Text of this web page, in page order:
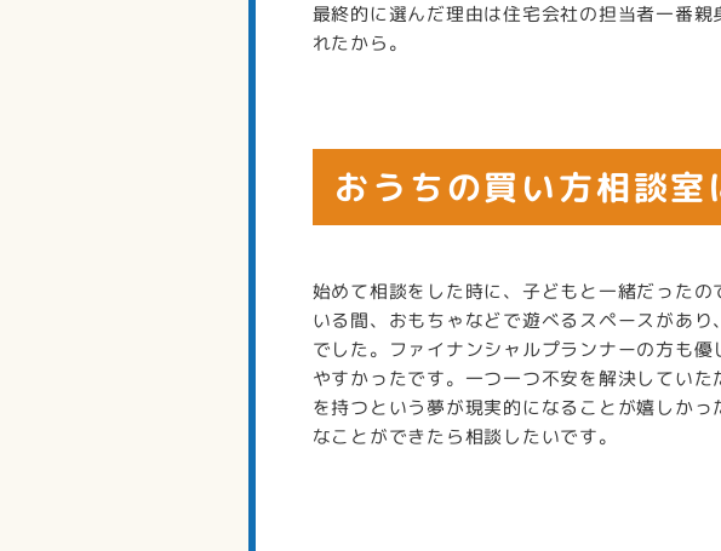
最終的に選んだ理由は住宅会社の担当者一番
れたから。
おうちの買い方相談
始めて相談をした時に、子どもと一緒だったの
いる間、おもちゃなどで遊べるスペースがあり
でした。ファイナンシャルプランナーの方も優
やすかったです。一つ一つ不安を解決していた
を持つという夢が現実的になることが嬉しかっ
なことができたら相談したいです。